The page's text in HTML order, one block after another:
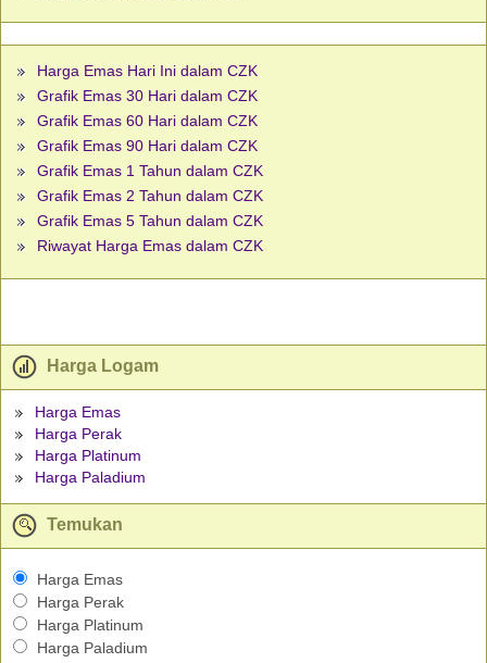
Harga Emas Hari Ini dalam CZK
Grafik Emas 30 Hari dalam CZK
Grafik Emas 60 Hari dalam CZK
Grafik Emas 90 Hari dalam CZK
Grafik Emas 1 Tahun dalam CZK
Grafik Emas 2 Tahun dalam CZK
Grafik Emas 5 Tahun dalam CZK
Riwayat Harga Emas dalam CZK
Harga Logam
Harga Emas
Harga Perak
Harga Platinum
Harga Paladium
Temukan
Harga Emas
Harga Perak
Harga Platinum
Harga Paladium